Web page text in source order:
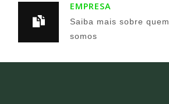
EMPRESA
Saiba mais sobre quem
somos